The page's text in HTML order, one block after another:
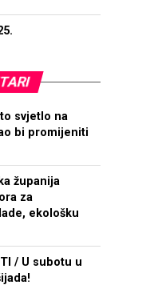
svjetlo na
bi promijeniti
županija
za
ekološku
/ U subotu u